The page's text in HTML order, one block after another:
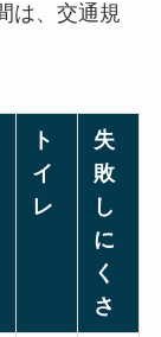
は、交通規
ト
イ
レ
失
敗
し
に
く
さ